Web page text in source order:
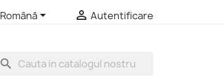
Română  Autentificare
search